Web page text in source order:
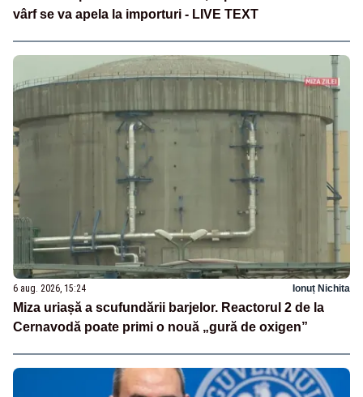
vârf se va apela la importuri - LIVE TEXT
6 aug. 2026, 15:24 Ionuț Nichita
Miza uriașă a scufundării barjelor. Reactorul 2 de la
Cernavodă poate primi o nouă „gură de oxigen”